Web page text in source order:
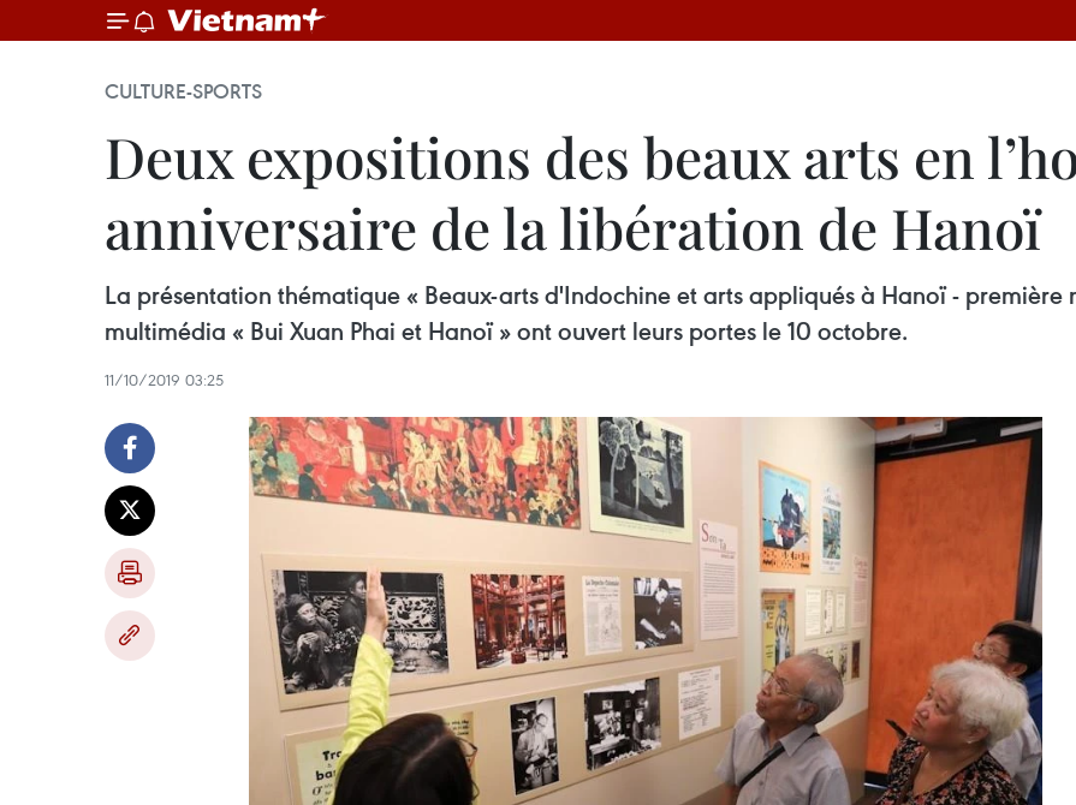
CULTURE-SPORTS
Deux expositions des beaux arts en
anniversaire de la libération de Hanoï
La présentation thématique « Beaux-arts d'Indochine et arts appliqués à Hanoï - première
multimédia « Bui Xuan Phai et Hanoï » ont ouvert leurs portes le 10 octobre.
11/10/2019 03:25